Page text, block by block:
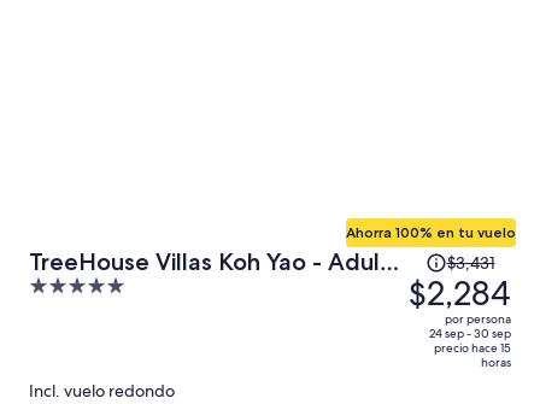
TreeHouse Villas Koh Yao - Adults
Only
5
Ahorra 100% en tu vuelo
precio
era
de
$3,431
$3,431
$2,284
por persona
24 sep - 30 sep
precio hace 15
horas
Incl. vuelo redondo